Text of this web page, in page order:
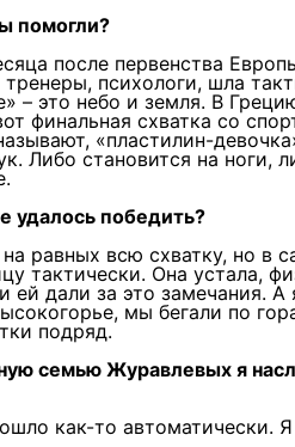
помогли?
после первенства
психологи, шла
– это небо и земля. В
финальная схватка со
«пластилин-
Либо становится на ноги,
удалось победить?
равных всю схватку, но в
тактически. Она устала,
ей дали за это замечания.
мы бегали по
подряд.
семью Журавлевых я
как-то автоматически.